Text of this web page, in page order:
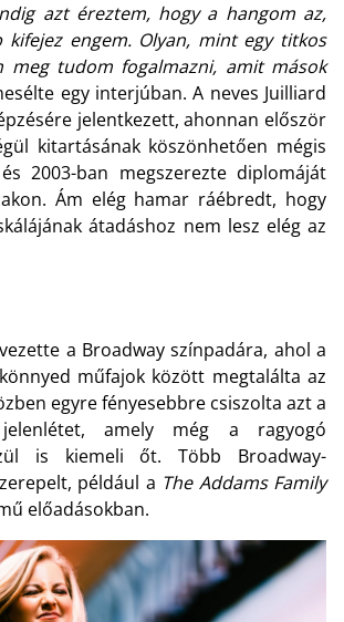
azt éreztem, hogy a hangom az,
kifejez engem. Olyan, mint egy titkos
meg tudom fogalmazni, amit mások
egy interjúban. A neves Juilliard
jelentkezett, ahonnan először
kitartásának köszönhetően mégis
2003-ban megszerezte diplomáját
Ám elég hamar ráébredt, hogy
átadáshoz nem lesz elég az
a Broadway színpadára, ahol a
műfajok között megtalálta az
egyre fényesebbre csiszolta azt a
amely még a ragyogó
is kiemeli őt. Több Broadway-
például a The Addams Family
előadásokban.